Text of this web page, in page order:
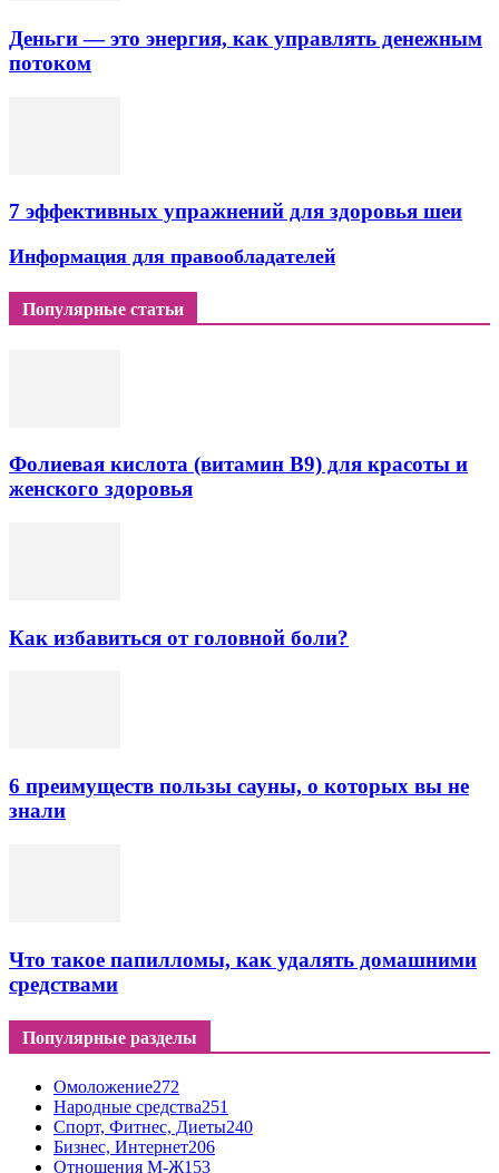
Деньги — это энергия, как управлять денежным
потоком
7 эффективных упражнений для здоровья шеи
Информация для правообладателей
Популярные статьи
Фолиевая кислота (витамин В9) для красоты и
женского здоровья
Как избавиться от головной боли?
6 преимуществ пользы сауны, о которых вы не
знали
Что такое папилломы, как удалять домашними
средствами
Популярные разделы
Омоложение272
Народные средства251
Спорт, Фитнес, Диеты240
Бизнес, Интернет206
Отношения М-Ж153